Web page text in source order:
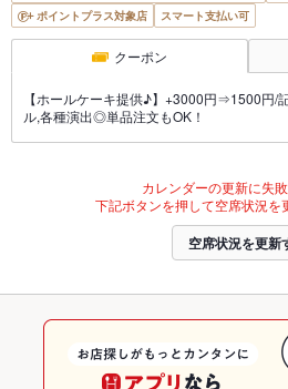
ポイントプラス対象店
スマート支払い可
クーポン
【ホールケーキ提供♪】+3000円⇒1500円/
ル,各種演出◎単品注文もOK！
カレンダーの更新に失敗
下記ボタンを押して空席状況を
空席状況を更新